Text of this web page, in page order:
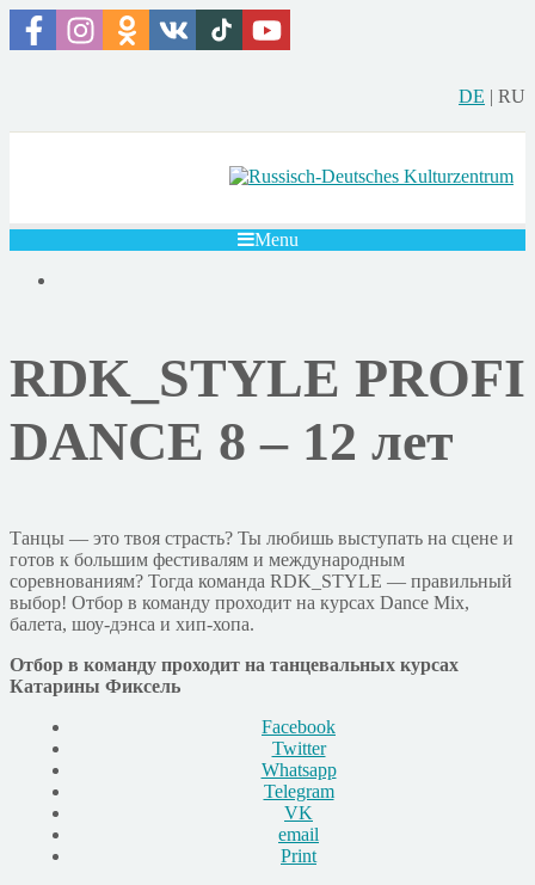
DE | RU
Menu
RDK_STYLE PROFI
DANCE 8 – 12 лет
Танцы — это твоя страсть? Ты любишь выступать на сцене и
готов к большим фестивалям и международным
соревнованиям? Тогда команда RDK_STYLE — правильный
выбор! Отбор в команду проходит на курсах Dance Mix,
балета, шоу-дэнса и хип-хопа.
Отбор в команду проходит на танцевальных курсах
Катарины Фиксель
Facebook
Twitter
Whatsapp
Telegram
VK
email
Print